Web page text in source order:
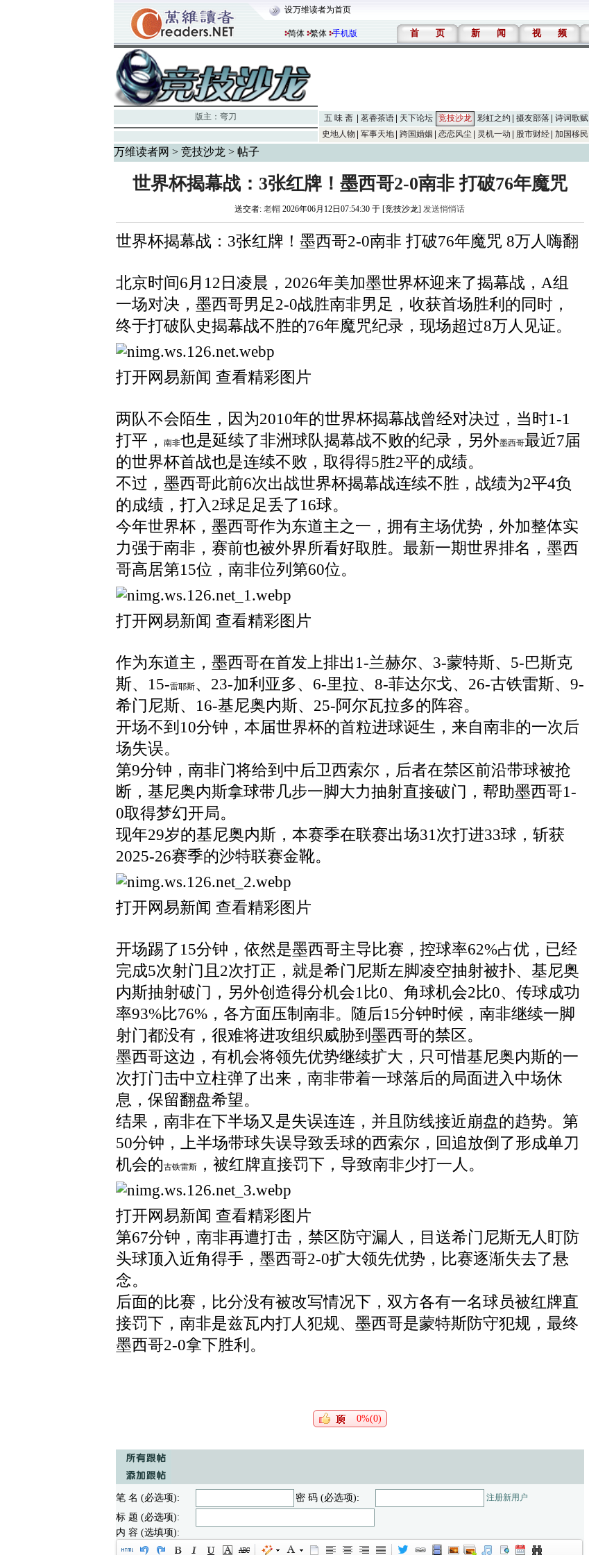
设万维读者为首页
简体 繁体 手机版 首 页 新 闻 视 频
版主： 弯刀 五 味 斋 茗香茶语 天下论坛 竞技沙龙 彩虹之约 摄友部落 诗词歌赋
史地人物
军事天地 跨国婚姻 恋恋风尘 灵机一动 股市财经 加国移民
万维读者网 > 竞技沙龙 > 帖子
世界杯揭幕战：3张红牌！墨西哥2-0南非 打破76年魔咒
送交者: 老帽 2026年06月12日07:54:30 于 [竞技沙龙] 发送悄悄话
世界杯揭幕战：3张红牌！墨西哥2-0南非 打破76年魔咒 8万人嗨翻
北京时间6月12日凌晨，2026年美加墨世界杯迎来了揭幕战，A组
一场对决，墨西哥男足2-0战胜南非男足，收获首场胜利的同时，
终于打破队史揭幕战不胜的76年魔咒纪录，现场超过8万人见证。
打开网易新闻 查看精彩图片
两队不会陌生，因为2010年的世界杯揭幕战曾经对决过，当时1-1
打平，
南非也是延续了非洲球队揭幕战不败的纪录，另外墨西哥最近7届
的世界杯首战也是连续不败，取得得5胜2平的成绩。
不过，墨西哥此前6次出战世界杯揭幕战连续不胜，战绩为2平4负
的成绩，打入2球足足丢了16球。
今年世界杯，墨西哥作为东道主之一，拥有主场优势，外加整体实
力强于南非，赛前也被外界所看好取胜。最新一期世界排名，墨西
哥高居第15位，南非位列第60位。
打开网易新闻 查看精彩图片
作为东道主，墨西哥在首发上排出1-兰赫尔、3-蒙特斯、5-巴斯克
斯、15-雷耶斯、23-加利亚多、6-里拉、8-菲达尔戈、26-古铁雷斯、9-
希门尼斯、16-基尼奥内斯、25-阿尔瓦拉多的阵容。
开场不到10分钟，本届世界杯的首粒进球诞生，来自南非的一次后
场失误。
第9分钟，南非门将给到中后卫西索尔，后者在禁区前沿带球被抢
断，基尼奥内斯拿球带几步一脚大力抽射直接破门，帮助墨西哥1-
0取得梦幻开局。
现年29岁的基尼奥内斯，本赛季在联赛出场31次打进33球，斩获
2025-26赛季的沙特联赛金靴。
打开网易新闻 查看精彩图片
开场踢了15分钟，依然是墨西哥主导比赛，控球率62%占优，已经
完成5次射门且2次打正，就是希门尼斯左脚凌空抽射被扑、基尼奥
内斯抽射破门，另外创造得分机会1比0、角球机会2比0、传球成功
率93%比76%，各方面压制南非。随后15分钟时候，南非继续一脚
射门都没有，很难将进攻组织威胁到墨西哥的禁区。
墨西哥这边，有机会将领先优势继续扩大，只可惜基尼奥内斯的一
次打门击中立柱弹了出来，南非带着一球落后的局面进入中场休
息，保留翻盘希望。
结果，南非在下半场又是失误连连，并且防线接近崩盘的趋势。第
50分钟，上半场带球失误导致丢球的西索尔，回追放倒了形成单刀
机会的古铁雷斯，被红牌直接罚下，导致南非少打一人。
打开网易新闻 查看精彩图片
第67分钟，南非再遭打击，禁区防守漏人，目送希门尼斯无人盯防
头球顶入近角得手，墨西哥2-0扩大领先优势，比赛逐渐失去了悬
念。
后面的比赛，比分没有被改写情况下，双方各有一名球员被红牌直
接罚下，南非是兹瓦内打人犯规、墨西哥是蒙特斯防守犯规，最终
墨西哥2-0拿下胜利。
0%(0)
笔 名 (必选项): 密 码 (必选项): 注册新用户
标 题 (必选项):
内 容 (选填项):